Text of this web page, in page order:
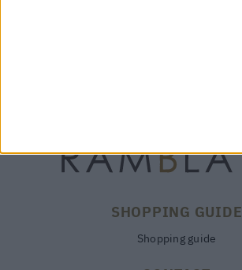
SHOPPING GUIDE
Shopping guide